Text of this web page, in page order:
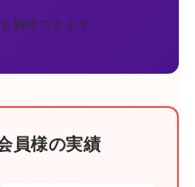
解除できます
員様の実績